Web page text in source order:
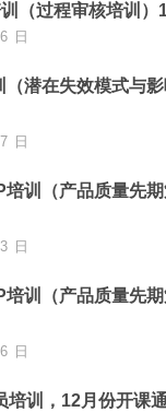
（过程审核培训）
日
潜在失效模式与
日
培训（产品质量先
日
训（产品质量先
日
培训，12月份开课